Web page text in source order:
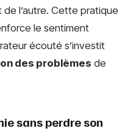
l’autre. Cette pratique
le sentiment
écouté s’investit
des problèmes de
sans perdre son